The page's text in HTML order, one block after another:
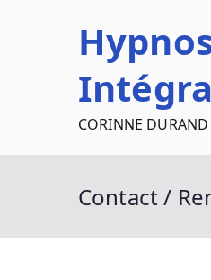
CORINNE DURAND
Contact /